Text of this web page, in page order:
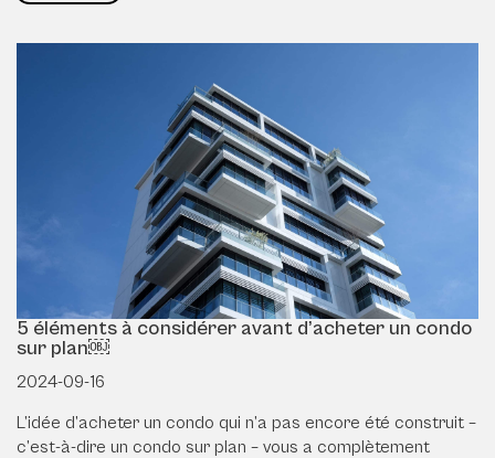
5 éléments à considérer avant d’acheter un condo
sur plan￼
2024-09-16
L’idée d’acheter un condo qui n’a pas encore été construit –
c’est-à-dire un condo sur plan – vous a complètement